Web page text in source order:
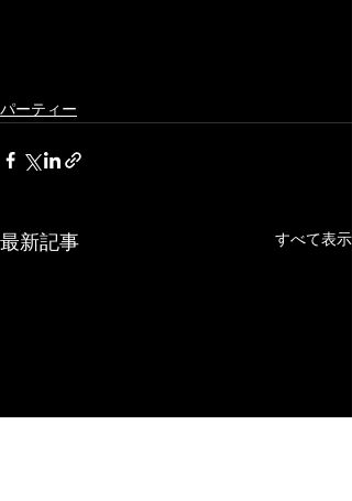
パーティー
最新記事 すべて表示